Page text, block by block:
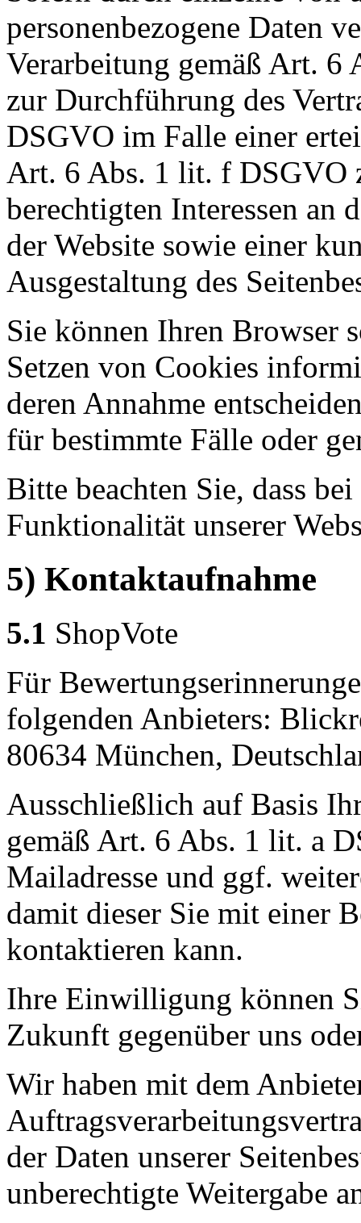
personenbezogene Daten
Verarbeitung gemäß Art.
zur Durchführung des
DSGVO im Falle einer
Art. 6 Abs. 1 lit. f DSGVO
berechtigten Interessen an
der Website sowie einer
Ausgestaltung des
Sie können Ihren Browser
Setzen von Cookies
deren Annahme
für bestimmte Fälle oder
Bitte beachten Sie, dass
Funktionalität unserer
5) Kontaktaufnahme
5.1 ShopVote
Für
folgenden Anbieters:
80634 München,
Ausschließlich auf Basis
gemäß Art. 6 Abs. 1 lit. a
Mailadresse und ggf.
damit dieser Sie mit einer
kontaktieren kann.
Ihre Einwilligung können
Zukunft gegenüber uns
Wir haben mit dem
der Daten unserer
unberechtigte Weitergabe